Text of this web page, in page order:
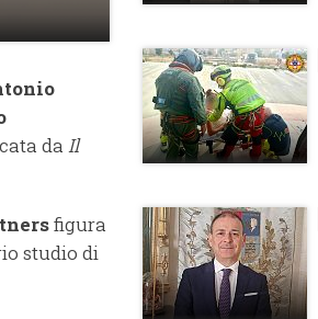
da Il
figura
studio di